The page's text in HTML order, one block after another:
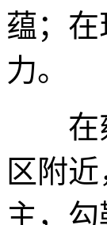
蕴；
力。
在雍
区附
主，